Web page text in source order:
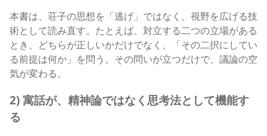
本書は、荘子の思想を「逃げ」ではなく、視野を広げる技
術として読み直す。たとえば、対立する二つの立場がある
とき、どちらが正しいかだけでなく、「その二択にしてい
る前提は何か」を問う。その問いが立つだけで、議論の空
気が変わる。
2) 寓話が、精神論ではなく思考法として機能す
る